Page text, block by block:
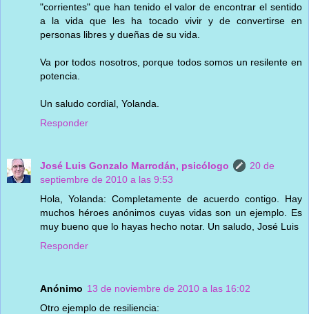
"corrientes" que han tenido el valor de encontrar el sentido
a la vida que les ha tocado vivir y de convertirse en
personas libres y dueñas de su vida.
Va por todos nosotros, porque todos somos un resilente en
potencia.
Un saludo cordial, Yolanda.
Responder
José Luis Gonzalo Marrodán, psicólogo
20 de
septiembre de 2010 a las 9:53
Hola, Yolanda: Completamente de acuerdo contigo. Hay
muchos héroes anónimos cuyas vidas son un ejemplo. Es
muy bueno que lo hayas hecho notar. Un saludo, José Luis
Responder
Anónimo 13 de noviembre de 2010 a las 16:02
Otro ejemplo de resiliencia: